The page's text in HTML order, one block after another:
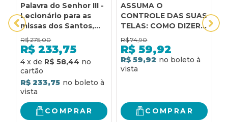
Palavra do Senhor III -
Lecionário para as
missas dos Santos,
dos comuns, para
diversas
necessidades e
votivas: lecionário
para as missas dos
santos, dos comuns,
para diversas
necessidades e
votivas
R$ 275,00
R$ 233,75
4 x de R$ 58,44
R$ 233,75
COMPRAR
ASSUMA O
CONTROLE DAS SUAS
TELAS: COMO DIZER
NÃO PARA A
SOBRECARGA DE
INFORMAÇÃO,
MELHORAR A
TER MAIS TEMPO
PARA VOCÊ
R$ 74,90
R$ 59,92
R$ 59,92
COMPRAR